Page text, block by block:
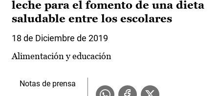
leche para el fomento de una dieta
saludable entre los escolares
18 de Diciembre de 2019
Alimentación y educación
Notas de prensa